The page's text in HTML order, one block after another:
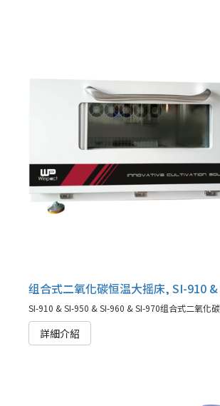
詳細介紹